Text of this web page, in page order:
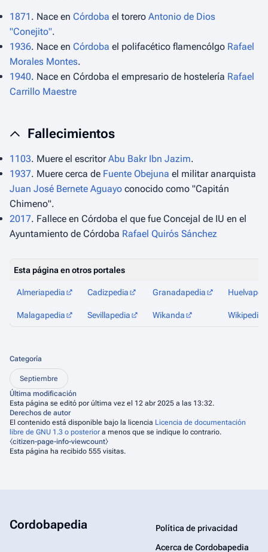
1871 . Nace en Córdoba el torero Antonio de Dios
"Conejito".
1936. Nace en Córdoba el polifacético flamencólgo Rafael
Morales Montes.
1940. Nace en Córdoba el empresario de hostelería Rafael
Carrillo Maestre
Fallecimientos
1103. Muere el escritorAbu Bakr Ibn Jazim.
1937. Muere cerca de Fuente Obejuna el militar anarquista
Juan José Bernete Aguayo conocido como "Capitán
Chimeno".
2017. Fallece en Córdoba el que fue Concejal de IU en el
Ayuntamiento de Córdoba Rafael Quirós Sánchez
Esta página en otros portales
Almeriapedia Cadizpedia Granadapedia
Malagapedia Sevillapedia Wikanda Wikipedia
Categoría
Septiembre
Última modificación
Esta página se editó por última vez el 12 abr 2025 a las 13:32.
Derechos de autor
El contenido está disponible bajo la licencia Licencia de documentación
libre de GNU 1.3 o posterior a menos que se indique lo contrario.
⧼citizen-page-info-viewcount⧽
Esta página ha recibido 555 visitas.
Cordobapedia
Política de privacidad
Acerca de Cordobapedia